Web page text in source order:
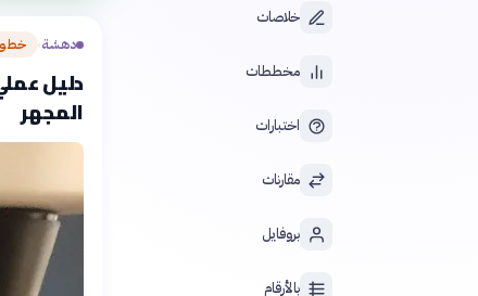
خلاصات
مخططات
اختبارات
مقارنات
بروفايل
بالأرقام
دهشة›
دليل
المجهر